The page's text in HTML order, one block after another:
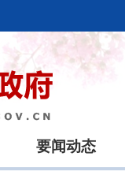
要闻动态